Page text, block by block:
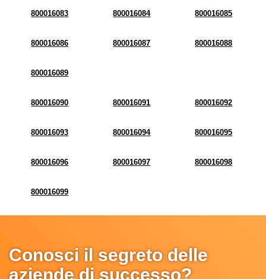
800016083 800016084 800016085
800016086 800016087 800016088
800016089
800016090 800016091 800016092
800016093 800016094 800016095
800016096 800016097 800016098
800016099
Conosci il segreto delle
aziende di successo?